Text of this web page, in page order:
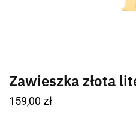
Zawieszka złota
159,00 zł